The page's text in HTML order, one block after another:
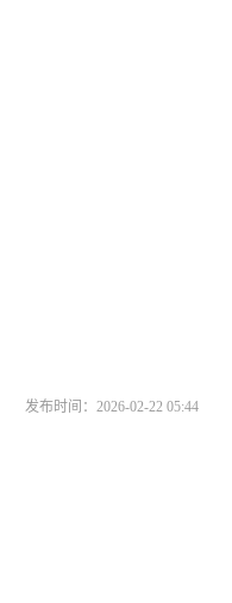
发布时间：2026-02-22 05:44